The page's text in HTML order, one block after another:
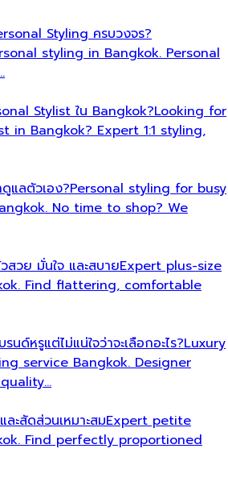
Styling ครบวงจร?
styling in Bangkok. Personal
Stylist ใน Bangkok?Looking for
in Bangkok? Expert 1:1 styling,
แลตัวเอง?Personal styling for busy
No time to shop? We
สวย มั่นใจ และสบายExpert plus-size
Find flattering, comfortable
นด์หรูแต่ไม่แน่ใจว่าจะเลือกอะไร?Luxury
service Bangkok. Designer
ะสัดส่วนเหมาะสมExpert petite
Find perfectly proportioned